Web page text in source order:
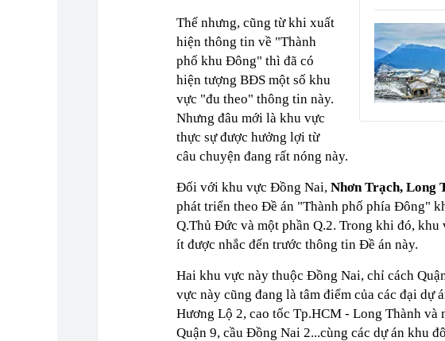
Thế nhưng, cũng từ khi xuất
hiện thông tin về "Thành
phố khu Đông" thì đã có
hiện tượng BĐS một số khu
vực "đu theo" thông tin này.
Nhưng đâu mới là khu vực
thực sự được hưởng lợi từ
câu chuyện đang rất nóng này.
Đối với khu vực Đồng Nai, Nhơn Trạch, Long
phát triển theo Đề án "Thành phố phía Đông"
Q.Thủ Đức và một phần Q.2. Trong khi đó,
ít được nhắc đến trước thông tin Đề án này.
Hai khu vực này thuộc Đồng Nai, chỉ cách
vực này cũng đang là tâm điểm của các đại dự
Hương Lộ 2, cao tốc Tp.HCM - Long Thành và
Quận 9, cầu Đồng Nai 2...cùng các dự án khu